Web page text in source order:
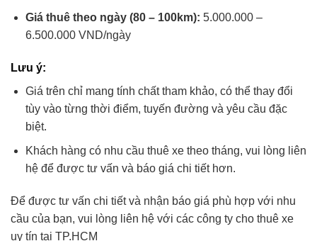
Giá thuê theo ngày (80 – 100km): 5.000.000 –
6.500.000 VND/ngày
Lưu ý:
Giá trên chỉ mang tính chất tham khảo, có thể thay đổi
tùy vào từng thời điểm, tuyến đường và yêu cầu đặc
biệt.
Khách hàng có nhu cầu thuê xe theo tháng, vui lòng liên
hệ để được tư vấn và báo giá chi tiết hơn.
Để được tư vấn chi tiết và nhận báo giá phù hợp với nhu
cầu của bạn, vui lòng liên hệ với các công ty cho thuê xe
uy tín tại TP.HCM